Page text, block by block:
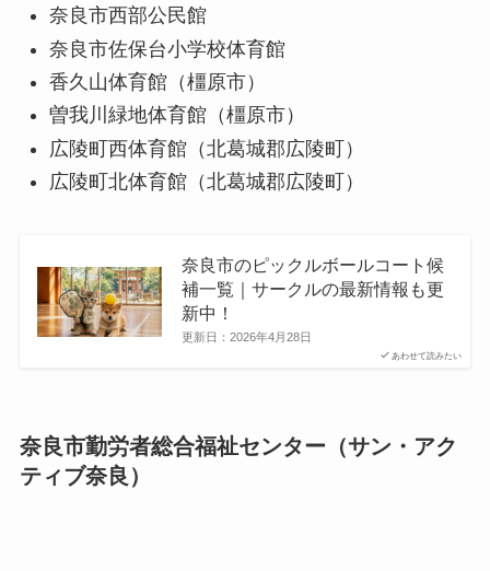
奈良市西部公民館
奈良市佐保台小学校体育館
香久山体育館（橿原市）
曽我川緑地体育館（橿原市）
広陵町西体育館（北葛城郡広陵町）
広陵町北体育館（北葛城郡広陵町）
あわせて読みたい
奈良市のピックルボールコート候
補一覧｜サークルの最新情報も更
新中！
更新日： 2026年4月28日
奈良市勤労者総合福祉センター（サン・アク
ティブ奈良）